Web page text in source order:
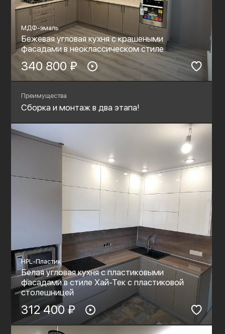
МДФ-эмаль
Бежевая угловая кухня с крашеными
фасадами в неоклассическом стиле
340 800 ₽
Преимущества
Сборка и монтаж в два этапа!
HPL-Пластик
Белая угловая кухня с пластиковыми
фасадами в стиле Хай-Тек с пластиковой
столешницей
312 400 ₽